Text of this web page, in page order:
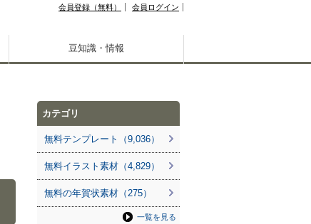
会員登録（無料） 会員ログイン
豆知識・情報
カテゴリ
無料テンプレート（9,036）
無料イラスト素材（4,829）
無料の年賀状素材（275）
一覧を見る